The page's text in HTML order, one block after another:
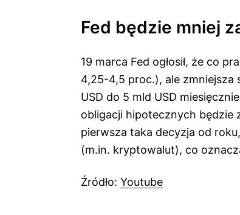
Fed będzie mniej
19 marca Fed ogłosił, że co
4,25-4,5 proc.), ale zmniejsza
USD do 5 mld USD
obligacji hipotecznych będzie
pierwsza taka decyzja od
(m.in. kryptowalut), co
Źródło: Youtube